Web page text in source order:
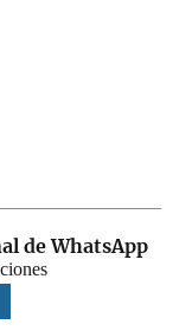
de WhatsApp